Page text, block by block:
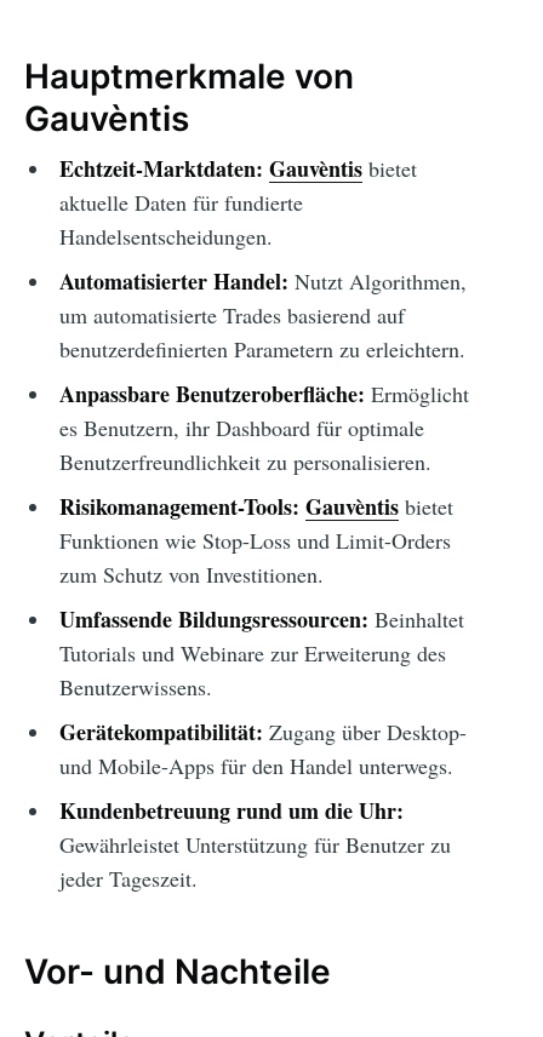
Hauptmerkmale von
Gauvèntis
Echtzeit-Marktdaten: Gauvèntisbietet
aktuelle Daten für fundierte
Handelsentscheidungen.
Automatisierter Handel: Nutzt Algorithmen,
um automatisierte Trades basierend auf
benutzerdefinierten Parametern zu erleichtern.
Anpassbare Benutzeroberfläche: Ermöglicht
es Benutzern, ihr Dashboard für optimale
Benutzerfreundlichkeit zu personalisieren.
Risikomanagement-Tools: Gauvèntisbietet
Funktionen wie Stop-Loss und Limit-Orders
zum Schutz von Investitionen.
Umfassende Bildungsressourcen: Beinhaltet
Tutorials und Webinare zur Erweiterung des
Benutzerwissens.
Gerätekompatibilität: Zugang über Desktop-
und Mobile-Apps für den Handel unterwegs.
Kundenbetreuung rund um die Uhr:
Gewährleistet Unterstützung für Benutzer zu
jeder Tageszeit.
Vor- und Nachteile